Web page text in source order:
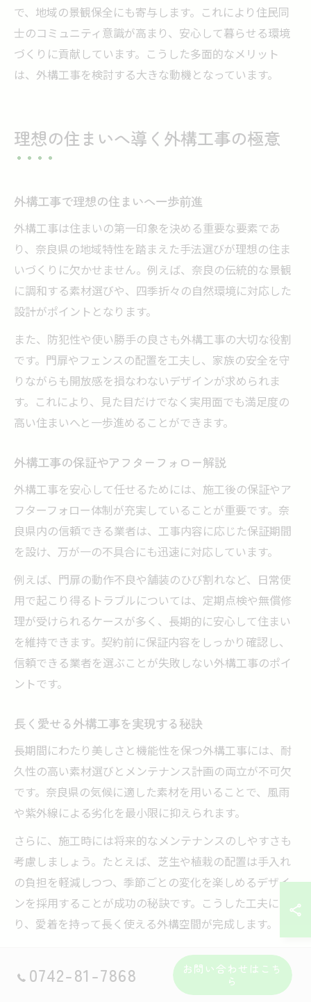
で、地域の景観保全にも寄与します。これにより住民同
士のコミュニティ意識が高まり、安心して暮らせる環境
づくりに貢献しています。こうした多面的なメリット
は、外構工事を検討する大きな動機となっています。
理想の住まいへ導く外構工事の極意
外構工事で理想の住まいへ一歩前進
外構工事は住まいの第一印象を決める重要な要素であ
り、奈良県の地域特性を踏まえた手法選びが理想の住ま
いづくりに欠かせません。例えば、奈良の伝統的な景観
に調和する素材選びや、四季折々の自然環境に対応した
設計がポイントとなります。
また、防犯性や使い勝手の良さも外構工事の大切な役割
です。門扉やフェンスの配置を工夫し、家族の安全を守
りながらも開放感を損なわないデザインが求められま
す。これにより、見た目だけでなく実用面でも満足度の
高い住まいへと一歩進めることができます。
外構工事の保証やアフターフォロー解説
外構工事を安心して任せるためには、施工後の保証やア
フターフォロー体制が充実していることが重要です。奈
良県内の信頼できる業者は、工事内容に応じた保証期間
を設け、万が一の不具合にも迅速に対応しています。
例えば、門扉の動作不良や舗装のひび割れなど、日常使
用で起こり得るトラブルについては、定期点検や無償修
理が受けられるケースが多く、長期的に安心して住まい
を維持できます。契約前に保証内容をしっかり確認し、
信頼できる業者を選ぶことが失敗しない外構工事のポイ
ントです。
長く愛せる外構工事を実現する秘訣
長期間にわたり美しさと機能性を保つ外構工事には、耐
久性の高い素材選びとメンテナンス計画の両立が不可欠
です。奈良県の気候に適した素材を用いることで、風雨
や紫外線による劣化を最小限に抑えられます。
さらに、施工時には将来的なメンテナンスのしやすさも
考慮しましょう。たとえば、芝生や植栽の配置は手入れ
の負担を軽減しつつ、季節ごとの変化を楽しめるデザイ
ンを採用することが成功の秘訣です。こうした工夫によ
り、愛着を持って長く使える外構空間が完成します。
外構工事の打ち合わせで伝えるべき要望
外構工事の打ち合わせでは、見た目の好みだけでなく、
0742-81-7868
お問い合わせはこち
ら